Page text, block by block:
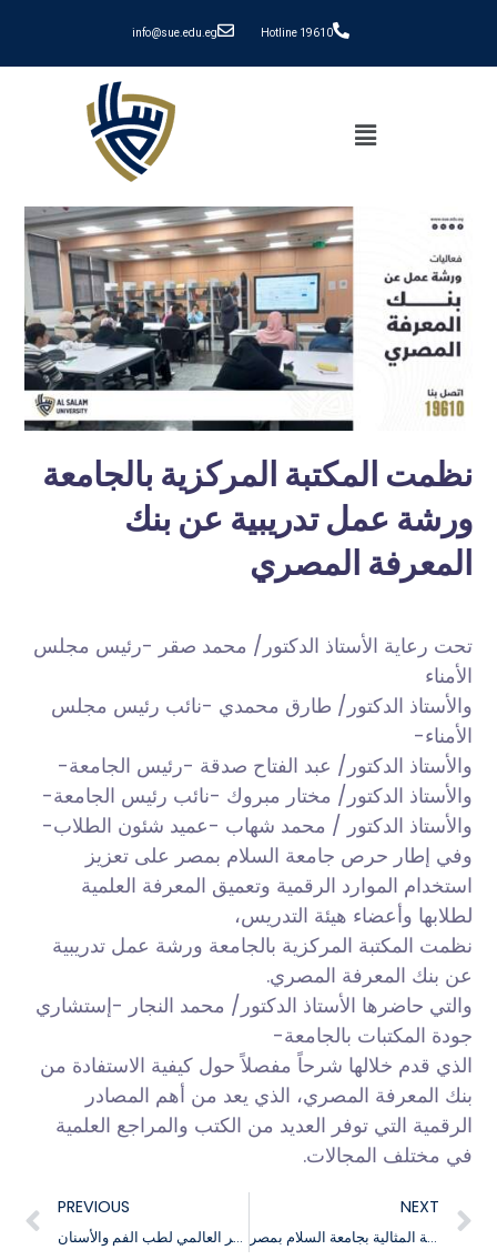
info@sue.edu.eg Hotline 19610
نظمت المكتبة المركزية بالجامعة
ورشة عمل تدريبية عن بنك
المعرفة المصري
تحت رعاية الأستاذ الدكتور/ محمد صقر -رئيس مجلس
الأمناء
والأستاذ الدكتور/ طارق محمدي -نائب رئيس مجلس
الأمناء-
والأستاذ الدكتور/ عبد الفتاح صدقة -رئيس الجامعة-
والأستاذ الدكتور/ مختار مبروك -نائب رئيس الجامعة-
والأستاذ الدكتور / محمد شهاب -عميد شئون الطلاب-
وفي إطار حرص جامعة السلام بمصر على تعزيز
استخدام الموارد الرقمية وتعميق المعرفة العلمية
لطلابها وأعضاء هيئة التدريس،
نظمت المكتبة المركزية بالجامعة ورشة عمل تدريبية
عن بنك المعرفة المصري.
والتي حاضرها الأستاذ الدكتور/ محمد النجار -إستشاري
جودة المكتبات بالجامعة-
الذي قدم خلالها شرحاً مفصلاً حول كيفية الاستفادة من
بنك المعرفة المصري، الذي يعد من أهم المصادر
الرقمية التي توفر العديد من الكتب والمراجع العلمية
في مختلف المجالات.
PREVIOUS
فوز طلاب جامعة السلام بالمركز الأول ضمن فعاليات المؤتمر العالمي لطب الفم والأسنان IDC 2024
NEXT
فعاليات مسابقة الطالب المثالي والطالبة المثالية بجامعة السلام بمصر